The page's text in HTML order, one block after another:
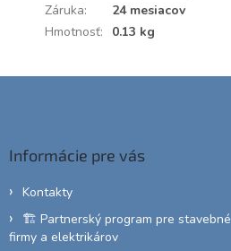
Záruka:
24 mesiacov
Hmotnosť: 0.13 kg
Informácie pre vás
Kontakty
🏗️ Partnerský program pre stavebné
firmy a elektrikárov